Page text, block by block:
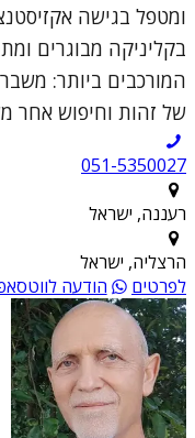
ומטפל בגישה
בקליניקה מבוגרים
המורכבים ביותר:
של זהות וחיפוש אחר
051-5350027
רעננה, ישראל
הרצליה, ישראל
לפרטים
הודעה